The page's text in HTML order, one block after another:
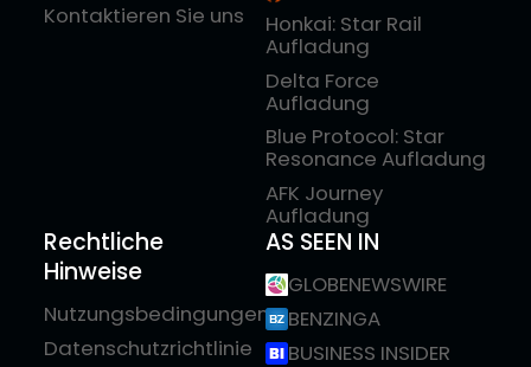
Kontaktieren Sie uns
Honkai: Star Rail
Aufladung
Delta Force
Aufladung
Blue Protocol: Star
Resonance Aufladung
AFK Journey
Aufladung
Rechtliche
Hinweise
Nutzungsbedingungen
Datenschutzrichtlinie
AS SEEN IN
GLOBENEWSWIRE
BENZINGA
BUSINESS INSIDER